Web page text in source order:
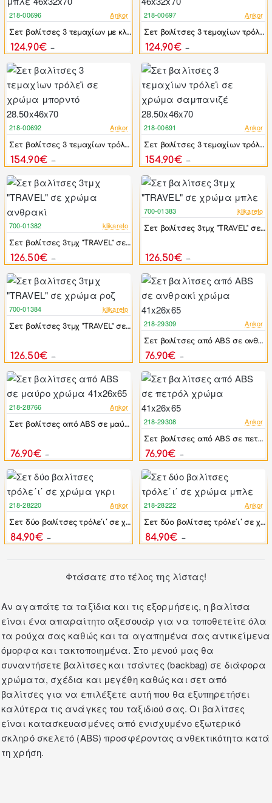
-17%
218-00696 Ankor
Σετ βαλίτσες 3 τεμαχίων με κλειδαριά ασφαλείας σε χρώμα μπλε 46x32x70
124.90€
-32%
218-00697 Ankor
Σετ βαλίτσες 3 τεμαχίων τρόλεϊ με κλειδαριά σε χρώμα γκρι 46x32x70
124.90€
-38%
218-00692 Ankor
Σετ βαλίτσες 3 τεμαχίων τρόλεϊ σε χρώμα μπορντό 28.50x46x70
154.90€
-38%
218-00691 Ankor
Σετ βαλίτσες 3 τεμαχίων τρόλεϊ σε χρώμα σαμπανιζέ 28.50x46x70
154.90€
-49%
700-01382 klikareto
Σετ βαλίτσες 3τμχ "TRAVEL" σε χρώμα ανθρακί
126.50€
-49%
700-01383 klikareto
Σετ βαλίτσες 3τμχ "TRAVEL" σε χρώμα μπλε
126.50€
-49%
700-01384 klikareto
Σετ βαλίτσες 3τμχ "TRAVEL" σε χρώμα ροζ
126.50€
-17%
218-29309 Ankor
Σετ βαλίτσες από ABS σε ανθρακί χρώμα 41x26x65
76.90€
-17%
218-28766 Ankor
Σετ βαλίτσες από ABS σε μαύρο χρώμα 41x26x65
76.90€
-17%
218-29308 Ankor
Σετ βαλίτσες από ABS σε πετρόλ χρώμα 41x26x65
76.90€
-31%
218-28220 Ankor
Σετ δύο βαλίτσες τρόλε΄ι΄ σε χρώμα γκρι
84.90€
-31%
218-28222 Ankor
Σετ δύο βαλίτσες τρόλε΄ι΄ σε χρώμα μπλε
84.90€
Φτάσατε στο τέλος της λίστας!
Αν αγαπάτε τα ταξίδια και τις εξορμήσεις, η βαλίτσα
είναι ένα απαραίτητο αξεσουάρ για να τοποθετείτε όλα
τα ρούχα σας καθώς και τα αγαπημένα σας αντικείμενα
όμορφα και τακτοποιημένα. Στο μενού μας θα
συναντήσετε βαλίτσες και τσάντες (backbag) σε διάφορα
χρώματα, σχέδια και μεγέθη καθώς και σετ από
βαλίτσες για να επιλέξετε αυτή που θα εξυπηρετήσει
καλύτερα τις ανάγκες του ταξιδιού σας. Οι βαλίτσες
είναι κατασκευασμένες από ενισχυμένο εξωτερικό
σκληρό σκελετό (ABS) προσφέροντας ανθεκτικότητα κατά
τη χρήση.